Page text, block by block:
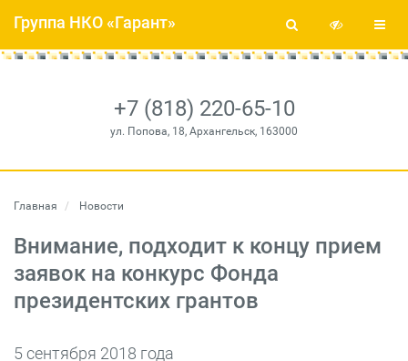
+7 (818) 220-65-10
ул. Попова, 18, Архангельск, 163000
Группа НКО «Гарант»
Главная Новости
Внимание, подходит к концу прием
заявок на конкурс Фонда
президентских грантов
5 сентября 2018 года